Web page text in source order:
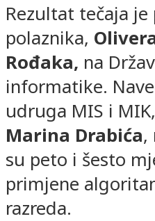
Rezultat tečaja
polaznika,
Rođaka, na
informatike.
udruga MIS i
Marina Drabića,
su peto i šesto
primjene
razreda.